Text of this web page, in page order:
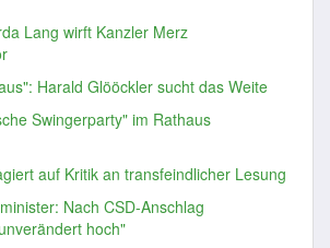
Lang wirft Kanzler Merz
Harald Glööckler sucht das Weite
Swingerparty" im Rathaus
auf Kritik an transfeindlicher Lesung
Nach CSD-Anschlag
hoch"